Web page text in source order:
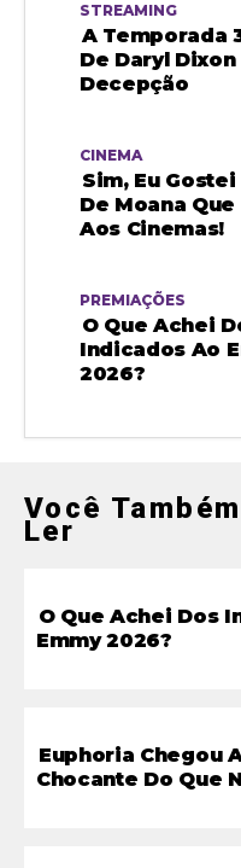
STREAMING
A Temporada
De Daryl Dixon
Decepção
CINEMA
Sim, Eu
De Moana
Aos Cinemas!
PREMIAÇÕES
O Que Achei
Indicados Ao
2026?
Você
Ler
O Que Achei Dos
Emmy 2026?
Euphoria Chegou
Chocante Do Que